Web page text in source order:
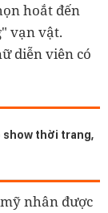
hoắt đến
vạn vật.
diễn viên có
show thời trang,
nhân được